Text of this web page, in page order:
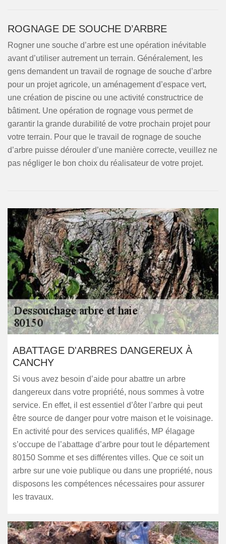
ROGNAGE DE SOUCHE D’ARBRE
Rogner une souche d’arbre est une opération inévitable
avant d’utiliser autrement un terrain. Généralement, les
gens demandent un travail de rognage de souche d’arbre
pour un projet agricole, un aménagement d’espace vert,
une création de piscine ou une activité constructrice de
bâtiment. Une opération de rognage vous permet de
garantir la grande durabilité de votre prochain projet pour
votre terrain. Pour que le travail de rognage de souche
d’arbre puisse dérouler d’une manière correcte, veuillez ne
pas négliger le bon choix du réalisateur de votre projet.
ABATTAGE D'ARBRES DANGEREUX À
CANCHY
Si vous avez besoin d’aide pour abattre un arbre
dangereux dans votre propriété, nous sommes à votre
service. En effet, il est essentiel d’ôter l’arbre qui peut
être source de danger pour votre maison et le voisinage.
En activité pour des services qualifiés, MP élagage
s’occupe de l’abattage d’arbre pour tout le département
80150 Somme et ses différentes villes. Que ce soit un
arbre sur une voie publique ou dans une propriété, nous
disposons les compétences nécessaires pour assurer
les travaux.